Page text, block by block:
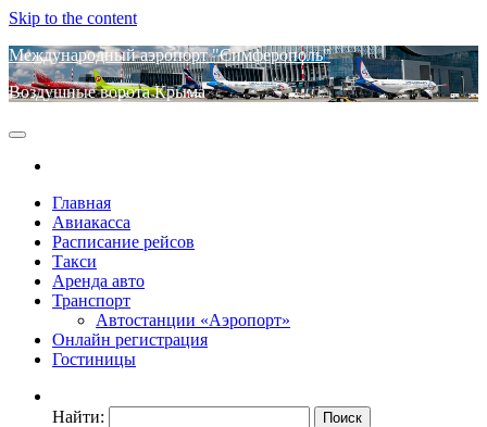
Skip to the content
Международный аэропорт "Симферополь"
Воздушные ворота Крыма
Главная
Авиакасса
Расписание рейсов
Такси
Аренда авто
Транспорт
Автостанции «Аэропорт»
Онлайн регистрация
Гостиницы
Найти: